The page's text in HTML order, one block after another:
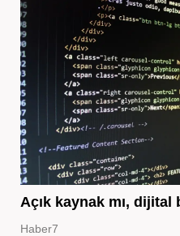
Açık kaynak mı, dijital
Haber7